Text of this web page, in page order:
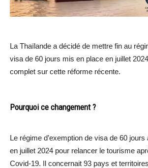
La Thaïlande a décidé de mettre fin au
visa de 60 jours mis en place en juillet
complet sur cette réforme récente.
Pourquoi ce changement ?
Le régime d’exemption de visa de 60 jours
en juillet 2024 pour relancer le tourisme
Covid-19. Il concernait 93 pays et